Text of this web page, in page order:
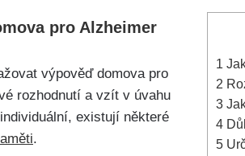
1
2
3
4
5
pro Alzheimer
výpověď domova pro
rozhodnutí a vzít v úvahu
existují některé
.